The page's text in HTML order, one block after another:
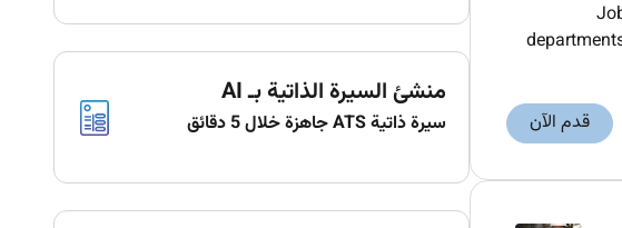
قدم الآن
منشئ السيرة الذاتية بـ AI
سيرة ذاتية ATS جاهزة خلال 5 دقائق